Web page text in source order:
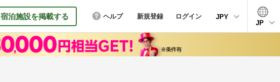
宿泊施設を掲載する ヘルプ 新規登録 ログイン
JPY
JP